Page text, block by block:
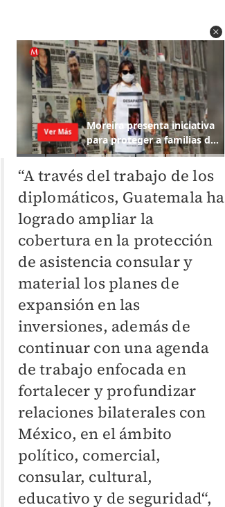
“A través del trabajo de los
diplomáticos, Guatemala ha
logrado ampliar la
cobertura en la protección
de asistencia consular y
material los planes de
expansión en las
inversiones, además de
continuar con una agenda
de trabajo enfocada en
fortalecer y profundizar
relaciones bilaterales con
México, en el ámbito
político, comercial,
consular, cultural,
educativo y de seguridad“,